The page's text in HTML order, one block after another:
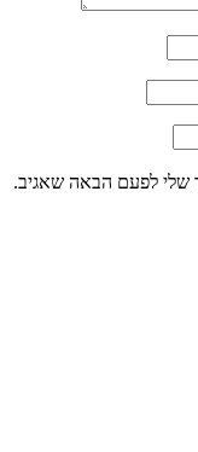
שלי לפעם הבאה שאגיב.